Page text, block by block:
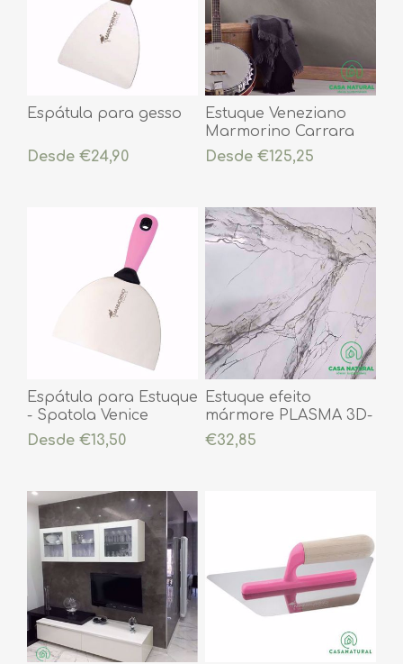
Espátula para gesso
Desde €24,90
Estuque Veneziano
Marmorino Carrara
Médio
Desde €125,25
Espátula para Estuque
- Spatola Venice
Desde €13,50
Estuque efeito
mármore PLASMA 3D-
Pronto a usar ( já
colorido)
€32,85